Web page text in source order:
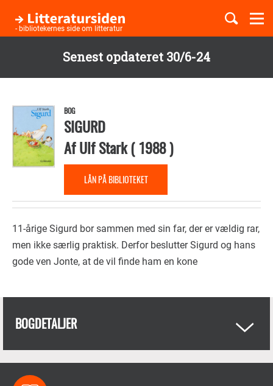
Senest opdateret 30/6-24
hovedindhold
- bibliotekernes side om litteratur
Børnebøger
Temaer
BOG
SIGURD
AfUlf Stark(1988)
LÅN PÅ BIBLIOTEKET
11-årige Sigurd bor sammen med sin far, der er vældig rar,
men ikke særlig praktisk. Derfor beslutter Sigurd og hans
gode ven Jonte, at de vil finde ham en kone
BOGDETALJER